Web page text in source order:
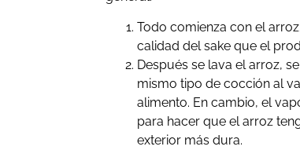
Todo comienza con el
calidad del sake que el
Después se lava el arroz,
mismo tipo de cocción al
alimento. En cambio, el
para hacer que el arroz
exterior más dura.